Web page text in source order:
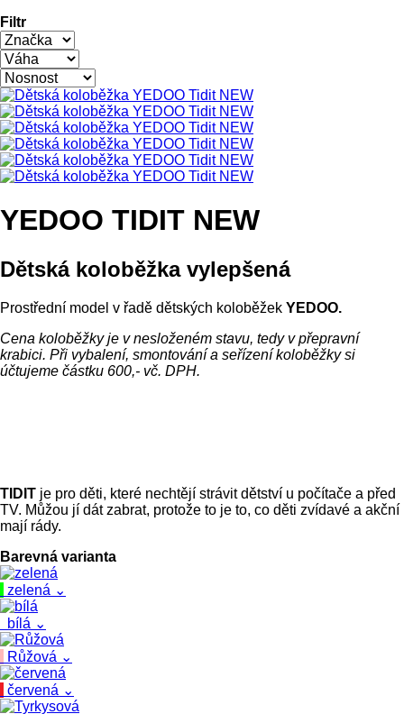
Filtr
YEDOO TIDIT NEW
Dětská koloběžka vylepšená
Prostřední model v řadě dětských koloběžek YEDOO.
Cena koloběžky je v nesloženém stavu, tedy v přepravní
krabici. Při vybalení, smontování a seřízení koloběžky si
účtujeme částku 600,- vč. DPH.
TIDIT je pro děti, které nechtějí strávit dětství u počítače a před
TV. Můžou jí dát zabrat, protože to je to, co děti zvídavé a akční
mají rády.
Barevná varianta
zelená ⌄
bílá ⌄
Růžová ⌄
červená ⌄